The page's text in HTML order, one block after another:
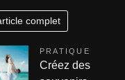
complet
PRATIQUE
Créez des